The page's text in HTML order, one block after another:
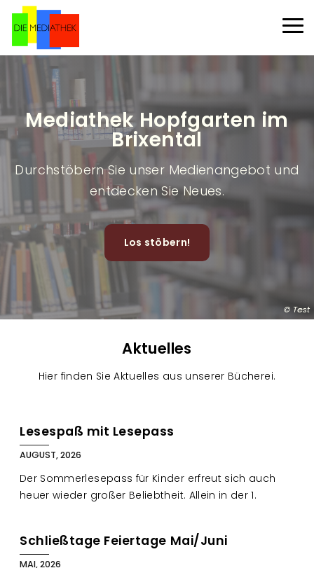
Test
Mediathek Hopfgarten im
Brixental
Durchstöbern Sie unser Medienangebot und
entdecken Sie Neues.
Los stöbern!
Aktuelles
Hier finden Sie Aktuelles aus unserer Bücherei.
o
g
Lesespaß mit Lesepass
AUGUST, 2026
Der Sommerlesepass für Kinder erfreut sich auch
heuer wieder großer Beliebtheit. Allein in der 1.
Schließtage Feiertage Mai/Juni
MAI, 2026